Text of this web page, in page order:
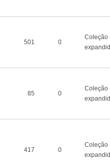
501 0
Coleção
85 0
Coleção
417 0
Coleção